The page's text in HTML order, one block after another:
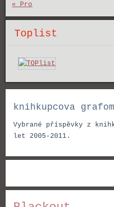
« Pro
Toplist
knihkupcova
Vybrané příspěvky z
let 2005-2011.